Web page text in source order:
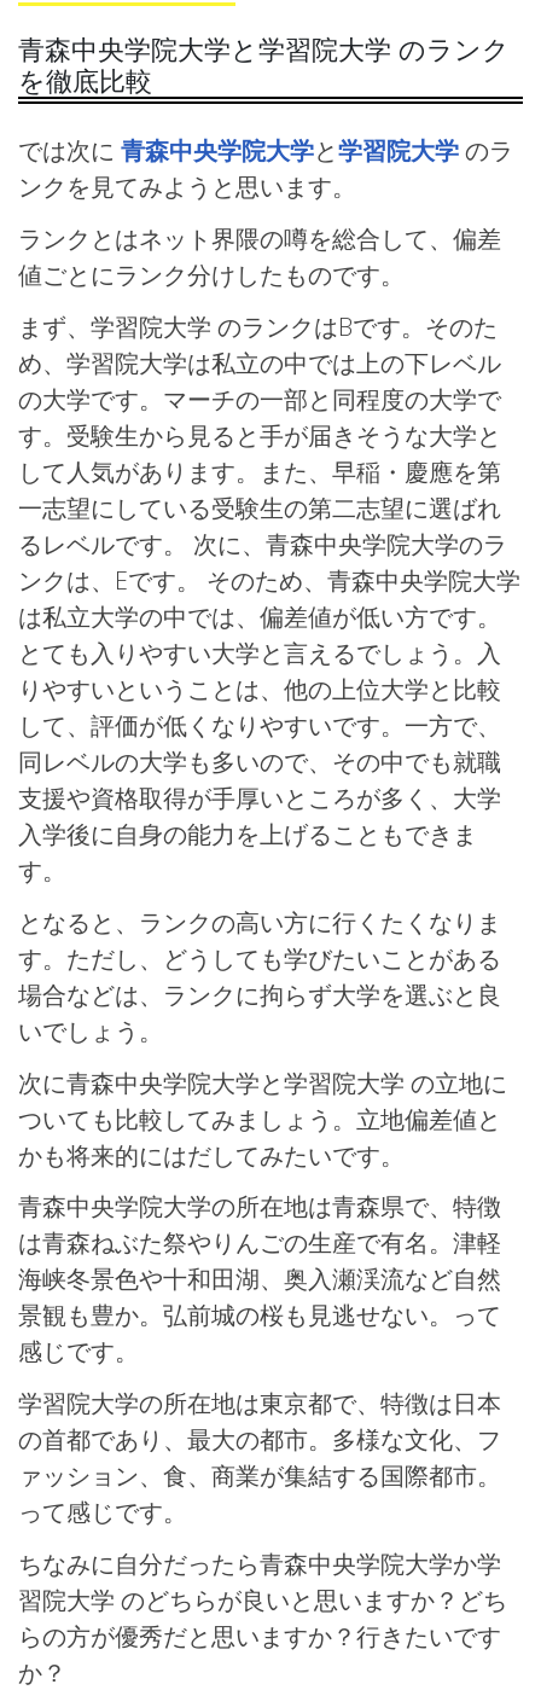
青森中央学院大学と学習院大学 のランク
を徹底比較
では次に 青森中央学院大学と学習院大学のラ
ンクを見てみようと思います。
ランクとはネット界隈の噂を総合して、偏差
値ごとにランク分けしたものです。
まず、学習院大学 のランクはBです。そのた
め、学習院大学は私立の中では上の下レベル
の大学です。マーチの一部と同程度の大学で
す。受験生から見ると手が届きそうな大学と
して人気があります。また、早稲・慶應を第
一志望にしている受験生の第二志望に選ばれ
るレベルです。 次に、青森中央学院大学のラ
ンクは、Eです。 そのため、青森中央学院大学
は私立大学の中では、偏差値が低い方です。
とても入りやすい大学と言えるでしょう。入
りやすいということは、他の上位大学と比較
して、評価が低くなりやすいです。一方で、
同レベルの大学も多いので、その中でも就職
支援や資格取得が手厚いところが多く、大学
入学後に自身の能力を上げることもできま
す。
となると、ランクの高い方に行くたくなりま
す。ただし、どうしても学びたいことがある
場合などは、ランクに拘らず大学を選ぶと良
いでしょう。
次に青森中央学院大学と学習院大学 の立地に
ついても比較してみましょう。立地偏差値と
かも将来的にはだしてみたいです。
青森中央学院大学の所在地は青森県で、特徴
は青森ねぶた祭やりんごの生産で有名。津軽
海峡冬景色や十和田湖、奥入瀬渓流など自然
景観も豊か。弘前城の桜も見逃せない。って
感じです。
学習院大学の所在地は東京都で、特徴は日本
の首都であり、最大の都市。多様な文化、フ
ァッション、食、商業が集結する国際都市。
って感じです。
ちなみに自分だったら青森中央学院大学か学
習院大学 のどちらが良いと思いますか？どち
らの方が優秀だと思いますか？行きたいです
か？